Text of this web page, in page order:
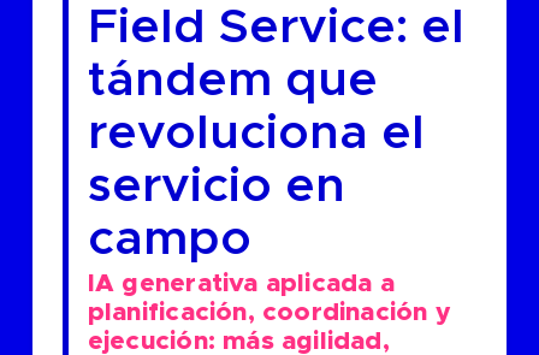
Field Service: el
tándem que
revoluciona el
servicio en
campo
IA generativa aplicada a
planificación, coordinación y
ejecución: más agilidad,